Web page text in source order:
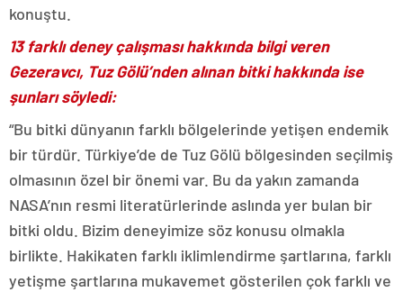
konuştu.
13 farklı deney çalışması hakkında bilgi veren
Gezeravcı, Tuz Gölü’nden alınan bitki hakkında ise
şunları söyledi:
“Bu bitki dünyanın farklı bölgelerinde yetişen endemik
bir türdür. Türkiye’de de Tuz Gölü bölgesinden seçilmiş
olmasının özel bir önemi var. Bu da yakın zamanda
NASA’nın resmi literatürlerinde aslında yer bulan bir
bitki oldu. Bizim deneyimize söz konusu olmakla
birlikte. Hakikaten farklı iklimlendirme şartlarına, farklı
yetişme şartlarına mukavemet gösterilen çok farklı ve